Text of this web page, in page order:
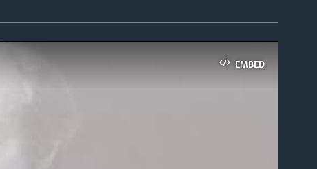
EMBED